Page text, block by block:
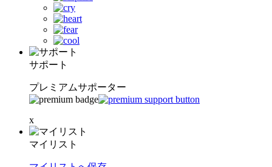
サポート
プレミアムサポーター
x
マイリスト